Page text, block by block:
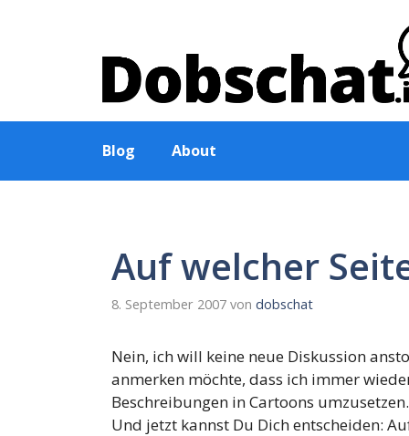
Blog About
Auf welcher
8. September 2007 von dobschat
Nein, ich will keine neue Diskussion
anmerken möchte, dass ich immer
Beschreibungen in Cartoons
Und jetzt kannst Du Dich entscheiden: